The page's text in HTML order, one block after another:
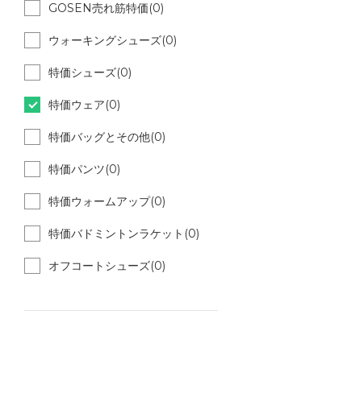
GOSEN売れ筋特価(0)
ウォーキングシューズ(0)
特価シューズ(0)
特価ウェア(0)
特価バッグとその他(0)
特価パンツ(0)
特価ウォームアップ(0)
特価バドミントンラケット(0)
オフコートシューズ(0)